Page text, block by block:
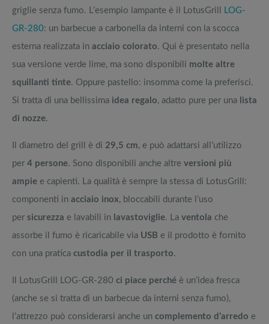
griglie senza fumo. L’esempio lampante è il LotusGrill
LOG-
GR-280: un barbecue a carbonella da interni con la scocca
esterna realizzata in acciaio colorato. Qui è presentato nella
sua versione verde lime, ma sono disponibili molte altre
squillanti tinte. Oppure pastello: insomma come la preferisci.
Si tratta di una bellissima idea regalo, adatto pure per una lista
di nozze.
Il diametro del grill è di 29,5 cm, e può adattarsi all’utilizzo
per 4 persone. Sono disponibili anche altre versioni più
ampie e capienti. La qualità è sempre la stessa di LotusGrill:
componenti in acciaio inox, bloccabili durante l’uso
per sicurezza e lavabili in lavastoviglie. La ventola che
assorbe il fumo è ricaricabile via USB e il prodotto è fornito
con una pratica custodia per il trasporto.
Il LotusGrill LOG-GR-280 ci piace perché è un’idea fresca
(anche se si tratta di un barbecue da interni senza fumo),
l’attrezzo può considerarsi anche un complemento d’arredo e